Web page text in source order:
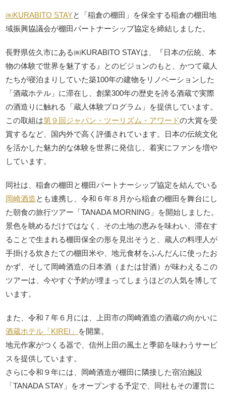
㈱KURABITO STAYと「稲倉の棚田」を保全する稲倉の棚田地
域振興協議会が棚田パートナーシップ協定を締結しました。
長野県佐久市にある㈱KURABITO STAYは、『日本の伝統、本
物の体験で世界を魅了する』とのビジョンのもと、かつて蔵人
たちが寝泊まりしていた築100年の建物をリノベーションした
「酒蔵ホテル」に滞在し、創業300年の歴史を誇る酒蔵で実際
の酒造りに触れる「蔵人体験プログラム」を提供しています。
この取組は第９回ジャパン・ツーリズム・アワードの大賞を受
賞するなど、国内外で高く評価されています。日本の伝統文化
を活かした魅力的な体験を世界に発信し、着実にファンを増や
しています。
同社は、稲倉の棚田と棚田パートナーシップ協定を結んでいる
岡崎酒造とも連携し、令和６年８月から稲倉の棚田を舞台にし
た朝食の旅行ツアー「TANADA MORNING」を開始しました。
景色を眺めるだけではなく、その土地の恵みを味わい、滞在す
ることで生まれる棚田保全の形を見出そうと、蔵人の料理人が
手掛ける炊きたての棚田米や、地元食材をふんだんに使ったお
かず、そして岡崎酒造の日本酒（または甘酒）が味わえるこの
ツアーは、今やすぐ予約が埋まってしまうほどの人気を博して
います。
また、令和７年６月には、上田市の岡崎酒造の酒蔵の向かいに
酒蔵ホテル「KIREI」
を開業。
地元作家がつくる器で、信州上田の風土と季節を味わうサービ
スを提供しています。
さらに令和９年には、岡崎酒造が棚田に隣接した宿泊施設
「TANADA STAY」をオープンする予定で、同社もその運営に